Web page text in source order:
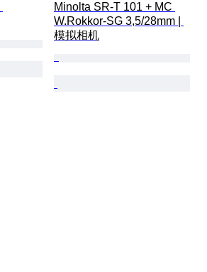
Minolta SR-T 101 + MC
W.Rokkor-SG 3,5/28mm |
模拟相机